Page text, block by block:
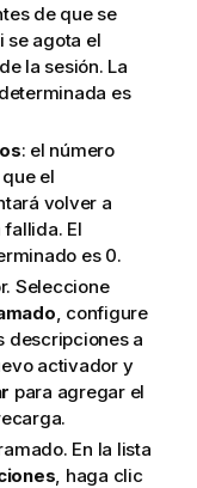
de que se
se agota el
la sesión. La
es
: el número
el
volver a
El
es 0.
Seleccione
, configure
descripciones a
activador y
para agregar el
En la lista
, haga clic